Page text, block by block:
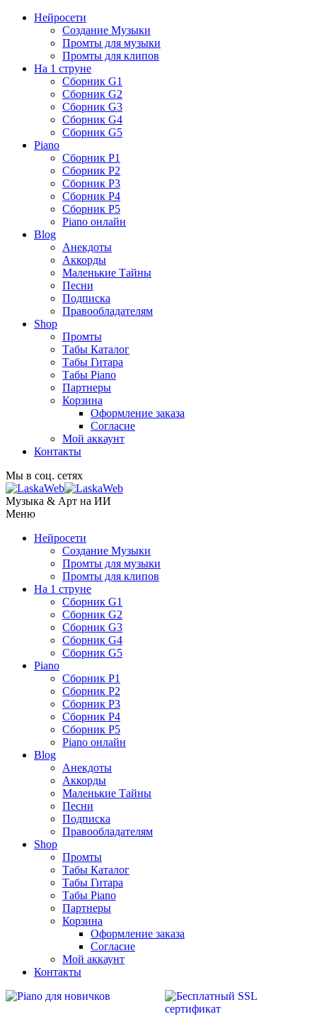
Нейросети
Создание Музыки
Промты для музыки
Промты для клипов
На 1 струне
Сборник G1
Сборник G2
Сборник G3
Сборник G4
Сборник G5
Piano
Сборник P1
Сборник P2
Сборник P3
Сборник P4
Сборник P5
Piano онлайн
Blog
Анекдоты
Аккорды
Маленькие Тайны
Песни
Подписка
Правообладателям
Shop
Промты
Табы Каталог
Табы Гитара
Табы Piano
Партнеры
Корзина
Оформление заказа
Согласие
Мой аккаунт
Контакты
Мы в соц. сетях
Музыка & Арт на ИИ
Меню
Нейросети
Создание Музыки
Промты для музыки
Промты для клипов
На 1 струне
Сборник G1
Сборник G2
Сборник G3
Сборник G4
Сборник G5
Piano
Сборник P1
Сборник P2
Сборник P3
Сборник P4
Сборник P5
Piano онлайн
Blog
Анекдоты
Аккорды
Маленькие Тайны
Песни
Подписка
Правообладателям
Shop
Промты
Табы Каталог
Табы Гитара
Табы Piano
Партнеры
Корзина
Оформление заказа
Согласие
Мой аккаунт
Контакты